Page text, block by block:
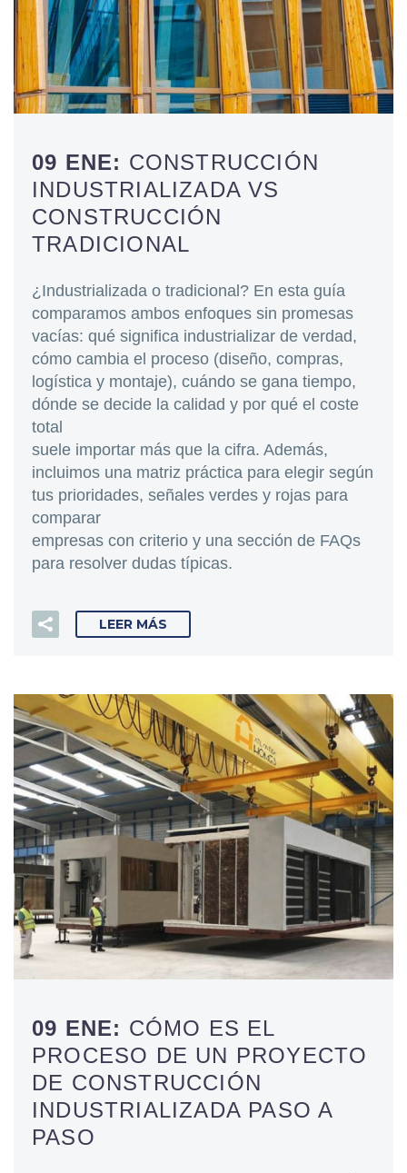
09 ENE: CONSTRUCCIÓN
INDUSTRIALIZADA VS
CONSTRUCCIÓN
TRADICIONAL
¿Industrializada o tradicional? En esta guía
comparamos ambos enfoques sin promesas
vacías: qué significa industrializar de verdad,
cómo cambia el proceso (diseño, compras,
logística y montaje), cuándo se gana tiempo,
dónde se decide la calidad y por qué el coste
total
suele importar más que la cifra. Además,
incluimos una matriz práctica para elegir según
tus prioridades, señales verdes y rojas para
comparar
empresas con criterio y una sección de FAQs
para resolver dudas típicas.
LEER MÁS
09 ENE: CÓMO ES EL
PROCESO DE UN PROYECTO
DE CONSTRUCCIÓN
INDUSTRIALIZADA PASO A
PASO